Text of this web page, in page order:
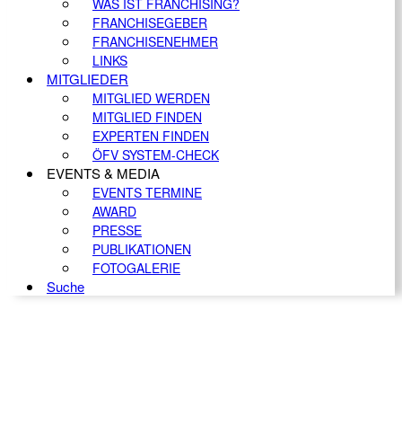
WAS IST FRANCHISING?
FRANCHISEGEBER
FRANCHISENEHMER
LINKS
MITGLIEDER
MITGLIED WERDEN
MITGLIED FINDEN
EXPERTEN FINDEN
ÖFV SYSTEM-CHECK
EVENTS & MEDIA
EVENTS TERMINE
AWARD
PRESSE
PUBLIKATIONEN
FOTOGALERIE
Suche